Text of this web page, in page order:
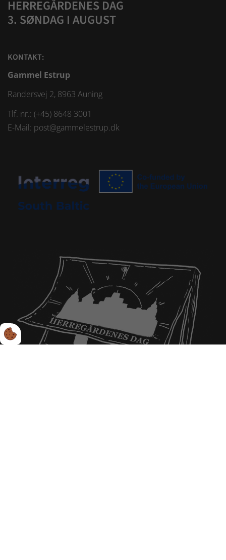
HERREGÅRDENES DAG
3. SØNDAG I AUGUST
KONTAKT:
Gammel Estrup
Randersvej 2, 8963 Auning
Tlf. nr.: (+45) 8648 3001
E-Mail: post@gammelestrup.dk